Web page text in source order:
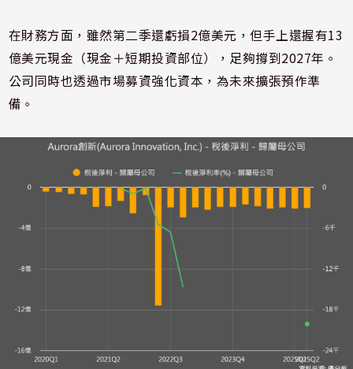
在財務方面，雖然第二季還虧損2億美元，但手上還握有13
億美元現金（現金＋短期投資部位），足夠撐到2027年。
公司同時也透過市場募資強化資本，為未來擴張預作準
備。